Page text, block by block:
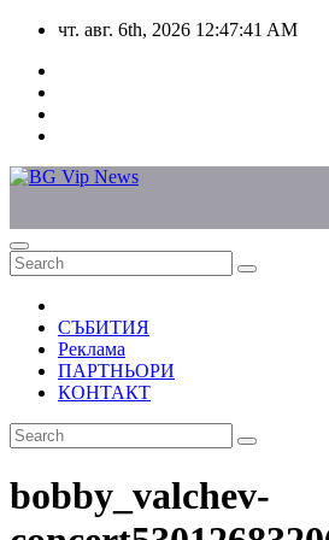
Skip
content
чт. авг. 6th, 2026 12:47:41 AM
СЪБИТИЯ
Реклама
ПАРТНЬОРИ
КОНТАКТ
bobby_valchev-